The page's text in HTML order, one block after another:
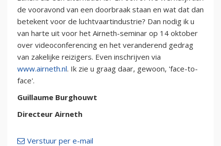
de vooravond van een doorbraak staan en wat dat dan
betekent voor de luchtvaartindustrie? Dan nodig ik u
van harte uit voor het Airneth-seminar op 14 oktober
over videoconferencing en het veranderend gedrag
van zakelijke reizigers. Even inschrijven via
www.airneth.nl. Ik zie u graag daar, gewoon, 'face-to-
face'.
Guillaume Burghouwt
Directeur Airneth
Verstuur per e-mail